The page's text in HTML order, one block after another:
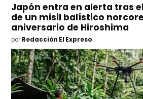
Japón entra en alerta tras
de un misil balístico
aniversario de Hiroshima
por Redacción El Expreso